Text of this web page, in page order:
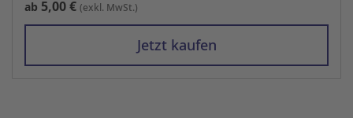
ab 5,00 € (exkl. MwSt.)
Jetzt kaufen